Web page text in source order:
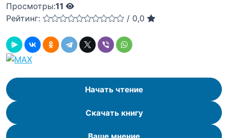
Просмотры:11
Рейтинг:
/ 0,0
Начать чтение
Скачать книгу